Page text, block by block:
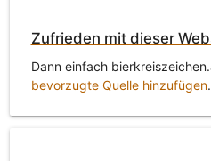
Zufrieden mit dieser
Dann einfach
bevorzugte Quelle hinzufügen.